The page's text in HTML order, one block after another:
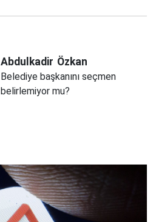
Abdulkadir Özkan
Belediye başkanını seçmen
belirlemiyor mu?